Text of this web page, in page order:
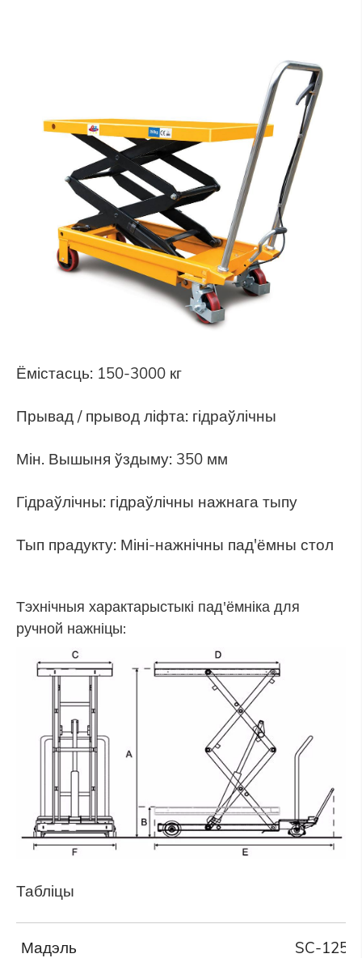
Ёмістасць: 150-3000 кг
Прывад / прывод ліфта: гідраўлічны
Мін. Вышыня ўздыму: 350 мм
Гідраўлічны: гідраўлічны нажнага тыпу
Тып прадукту: Міні-нажнічны пад'ёмны стол
Тэхнічныя характарыстыкі пад'ёмніка для
ручной нажніцы:
Табліцы
Мадэль SC-125-